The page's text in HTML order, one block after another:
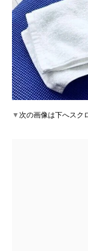
▼次の画像は下へスク